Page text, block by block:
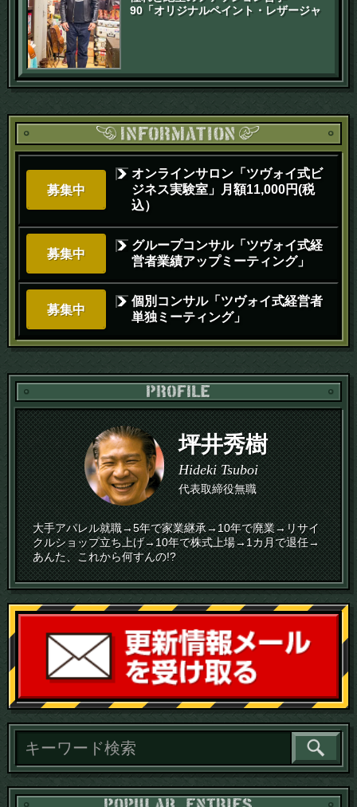
90「オリジナルペイント・レザージャ
募集中
オンラインサロン「ツヴォイ式ビ
ジネス実験室」月額11,000円(税
込）
募集中
グループコンサル「ツヴォイ式経
営者業績アップミーティング」
募集中
個別コンサル「ツヴォイ式経営者
単独ミーティング」
坪井秀樹
Hideki Tsuboi
代表取締役無職
大手アパレル就職→5年で家業継承→10年で廃業→リサイ
クルショップ立ち上げ→10年で株式上場→1カ月で退任→
あんた、これから何すんの!?
読